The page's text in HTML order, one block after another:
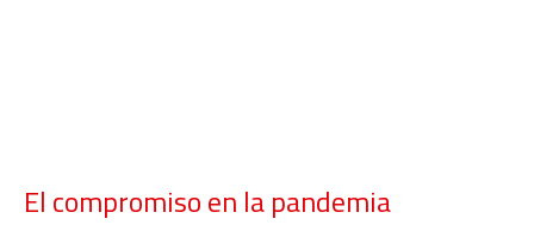
El compromiso en la pandemia